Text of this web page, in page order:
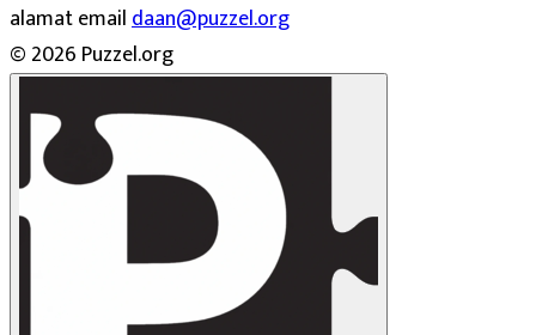
alamat emaildaan@puzzel.org
© 2026 Puzzel.org